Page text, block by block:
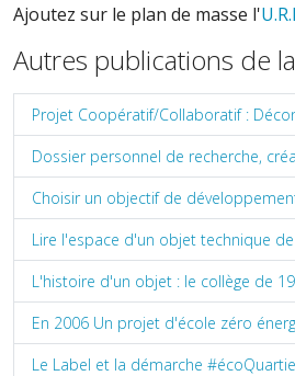
Ajoutez sur le plan de masse l'
Autres publications de
Projet Coopératif/Collaboratif :
Dossier personnel de recherche,
Choisir un objectif de
Lire l'espace d'un objet technique
L'histoire d'un objet : le collège de
En 2006 Un projet d'école zéro
Le Label et la démarche